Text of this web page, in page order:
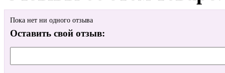
Пока нет ни одного отзыва
Оставить свой отзыв: